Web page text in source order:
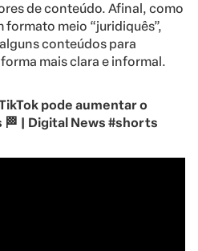
de conteúdo. Afinal, como
formato meio “juridiquês”,
conteúdos para
mais clara e informal.
pode aumentar o
🏁 | Digital News #shorts